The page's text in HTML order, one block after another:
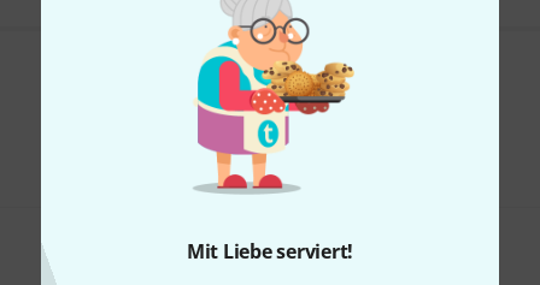
Mit Liebe serviert!
Gefällt Ihnen, was Sie sehen?
Hilfe & Feedback